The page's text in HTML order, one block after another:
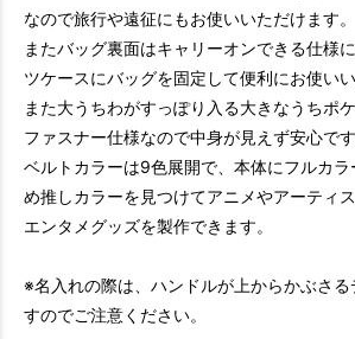
なので旅行や遠征にもお使いいただけます。
またバッグ裏面はキャリーオンできる仕様
ツケースにバッグを固定して便利にお使いい
また大うちわがすっぽり入る大きなうちポ
ファスナー仕様なので中身が見えず安心です
ベルトカラーは9色展開で、本体にフルカ
め推しカラーを見つけてアニメやアーティ
エンタメグッズを製作できます。
※名入れの際は、ハンドルが上からかぶさる
すのでご注意ください。